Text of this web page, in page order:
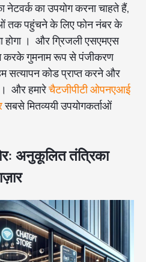
का उपयोग करना चाहते हैं,
तक पहुंचने के लिए फोन नंबर के
होगा । और ग्रिजली एसएमएस
करके गुमनाम रूप से पंजीकरण
सत्यापन कोड प्राप्त करने और
। और हमारेचैटजीपीटी ओपनएआई
सबसे मितव्ययी उपयोगकर्ताओं
अनुकूलित तंत्रिका